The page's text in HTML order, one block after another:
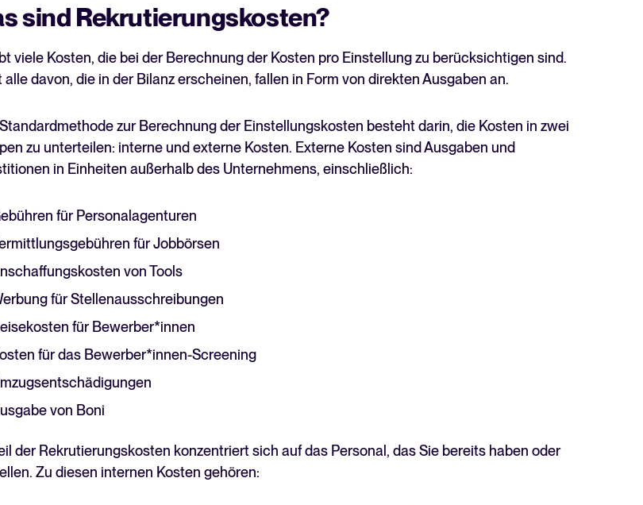
sind Rekrutierungskosten?
viele Kosten, die bei der Berechnung der Kosten pro Einstellung zu berücksichtigen sind.
alle davon, die in der Bilanz erscheinen, fallen in Form von direkten Ausgaben an.
zur Berechnung der Einstellungskosten besteht darin, die Kosten in zwei
zu unterteilen: interne und externe Kosten. Externe Kosten sind Ausgaben und
in Einheiten außerhalb des Unternehmens, einschließlich:
für Personalagenturen
für Jobbörsen
von Tools
für Stellenausschreibungen
für Bewerber*innen
für das Bewerber*innen-Screening
von Boni
der Rekrutierungskosten konzentriert sich auf das Personal, das Sie bereits haben oder
Zu diesen internen Kosten gehören: